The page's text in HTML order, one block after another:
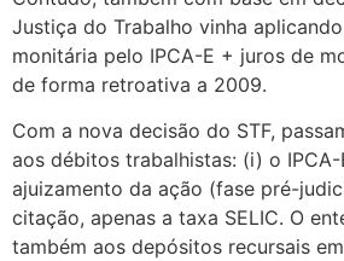
Justiça do Trabalho vinha
monitária pelo IPCA-E + juros de
de forma retroativa a 2009.
Com a nova decisão do STF,
aos débitos trabalhistas: (i) o
ajuizamento da ação (fase pré-
citação, apenas a taxa SELIC. O
também aos depósitos recursais